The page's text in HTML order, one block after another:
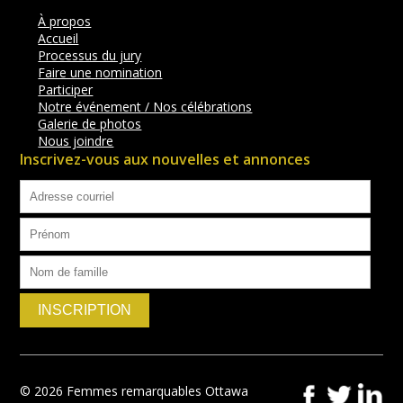
À propos
Accueil
Processus du jury
Faire une nomination
Participer
Notre événement / Nos célébrations
Galerie de photos
Nous joindre
Inscrivez-vous aux nouvelles et annonces
© 2026 Femmes remarquables Ottawa